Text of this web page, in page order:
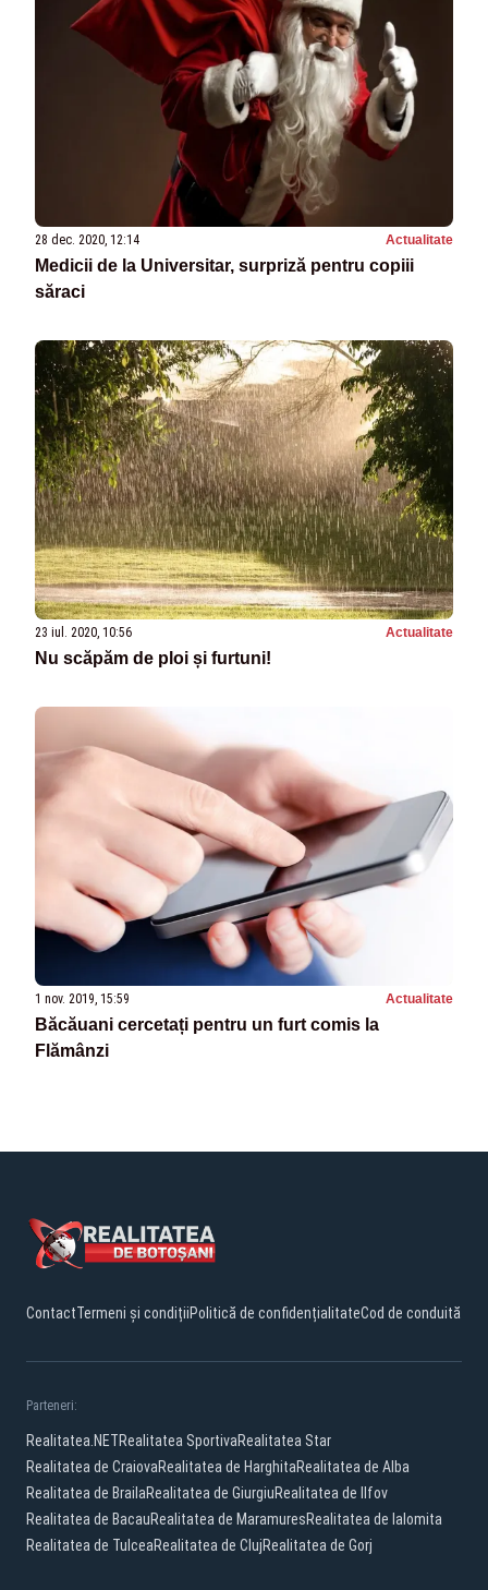
28 dec. 2020, 12:14 Actualitate
Medicii de la Universitar, surpriză pentru copiii
săraci
23 iul. 2020, 10:56 Actualitate
Nu scăpăm de ploi și furtuni!
1 nov. 2019, 15:59 Actualitate
Băcăuani cercetați pentru un furt comis la
Flămânzi
ContactTermeni și condițiiPolitică de confidențialitateCod de conduită
Parteneri:
Realitatea.NETRealitatea SportivaRealitatea Star
Realitatea de CraiovaRealitatea de HarghitaRealitatea de Alba
Realitatea de BrailaRealitatea de GiurgiuRealitatea de Ilfov
Realitatea de BacauRealitatea de MaramuresRealitatea de Ialomita
Realitatea de TulceaRealitatea de ClujRealitatea de Gorj